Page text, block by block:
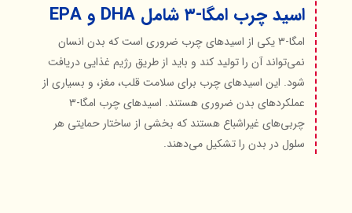
اسید چرب امگا-۳ شامل DHA و EPA
امگا-۳ یکی از اسیدهای چرب ضروری است که بدن انسان
نمی‌تواند آن را تولید کند و باید از طریق رژیم غذایی دریافت
شود. این اسیدهای چرب برای سلامت قلب، مغز، و بسیاری از
عملکردهای بدن ضروری هستند. اسیدهای چرب امگا-۳
چربی‌های غیراشباع هستند که بخشی از ساختار حمایتی هر
سلول در بدن را تشکیل می‌دهند.